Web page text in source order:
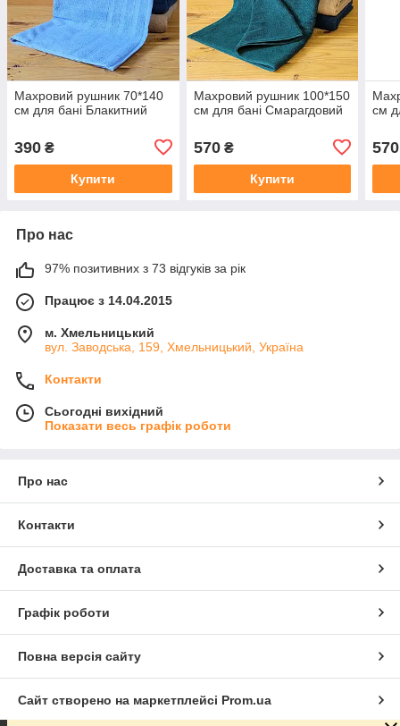
Махровий рушник 70*140
см для бані Блакитний
390 ₴
Купити
Махровий рушник 100*150
см для бані Смарагдовий
570₴
Купити
см
570
Про нас
97% позитивних з 73 відгуків за рік
Працює з 14.04.2015
м. Хмельницький
вул. Заводська, 159, Хмельницький, Україна
Контакти
Сьогодні вихідний
Показати весь графік роботи
Про нас
Контакти
Доставка та оплата
Графік роботи
Повна версія сайту
Сайт створено на маркетплейсі Prom.ua